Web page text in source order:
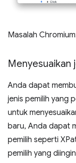
Masalah
Menyesuaikan
Anda dapat
jenis pemilih yang
untuk
baru, Anda dapat
pemilih seperti
pemilih yang